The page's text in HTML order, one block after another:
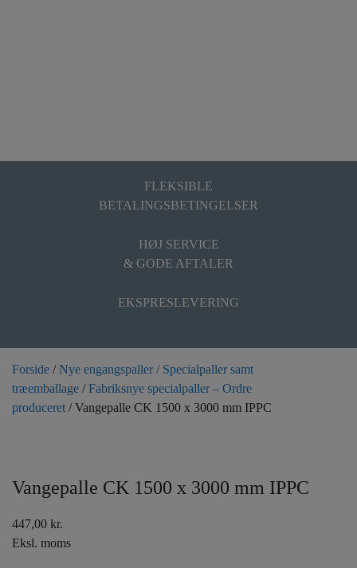
FLEKSIBLE
BETALINGSBETINGELSER
HØJ SERVICE
& GODE AFTALER
EKSPRESLEVERING
Forside /Nye engangspaller / Specialpaller samt
træemballage /Fabriksnye specialpaller – Ordre
produceret / Vangepalle CK 1500 x 3000 mm IPPC
Vangepalle CK 1500 x 3000 mm IPPC
447,00 kr.
Eksl. moms